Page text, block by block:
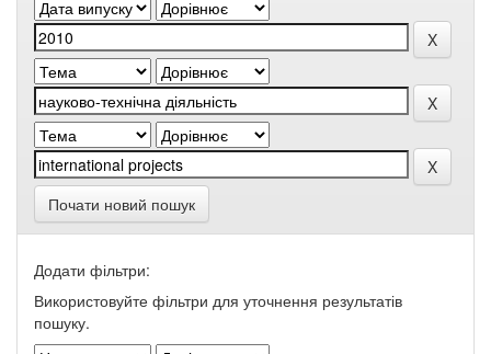
Почати новий пошук
Додати фільтри:
Використовуйте фільтри для уточнення результатів
пошуку.